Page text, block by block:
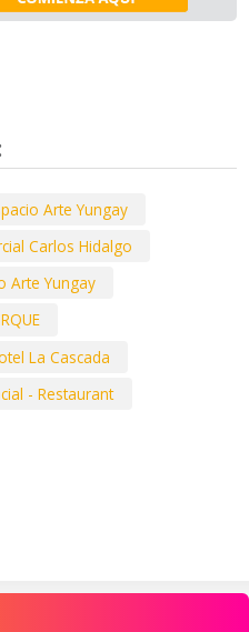
Arte Yungay
Carlos Hidalgo
Arte Yungay
La Cascada
- Restaurant